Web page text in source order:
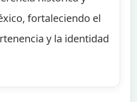
fortaleciendo el
y la identidad